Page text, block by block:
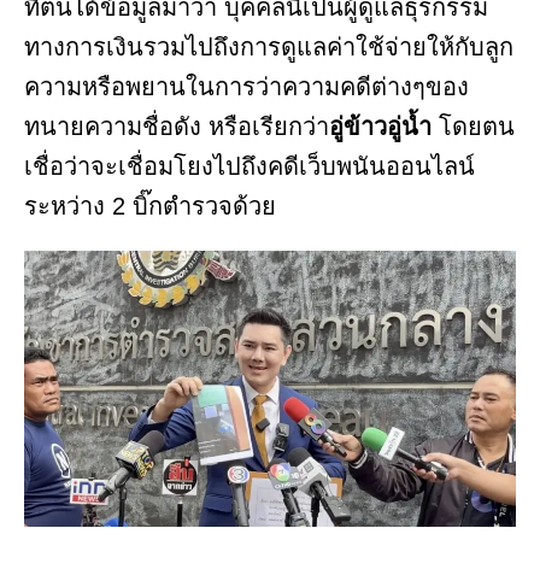
ที่ตนได้ข้อมูลมาว่า บุคคลนี้เป็นผู้ดูแลธุรกรรม
ทางการเงินรวมไปถึงการดูแลค่าใช้จ่ายให้กับลูก
ความหรือพยานในการว่าความคดีต่างๆของ
ทนายความชื่อดัง หรือเรียกว่าอู่ข้าวอู่น้ำ โดยตน
เชื่อว่าจะเชื่อมโยงไปถึงคดีเว็บพนันออนไลน์
ระหว่าง 2 บิ๊กตำรวจด้วย